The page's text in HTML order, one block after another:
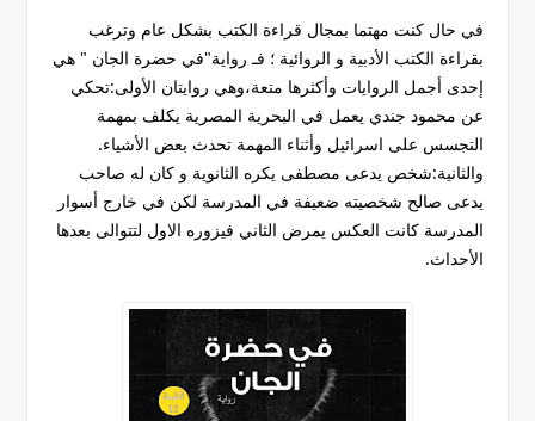
في حال كنت مهتما بمجال قراءة الكتب بشكل عام وترغب
بقراءة الكتب الأدبية و الروائية ؛ فـ رواية"في حضرة الجان " هي
إحدى أجمل الروايات وأكثرها متعة،وهي روايتان الأولى:تحكي
عن محمود جندي يعمل في البحرية المصرية يكلف بمهمة
التجسس على اسرائيل وأثناء المهمة تحدث بعض الأشياء.
والثانية:شخص يدعى مصطفى يكره الثانوية و كان له صاحب
يدعى صالح شخصيته ضعيفة في المدرسة لكن في خارج أسوار
المدرسة كانت العكس يمرض الثاني فيزوره الاول لتتوالى بعدها
الأحداث.